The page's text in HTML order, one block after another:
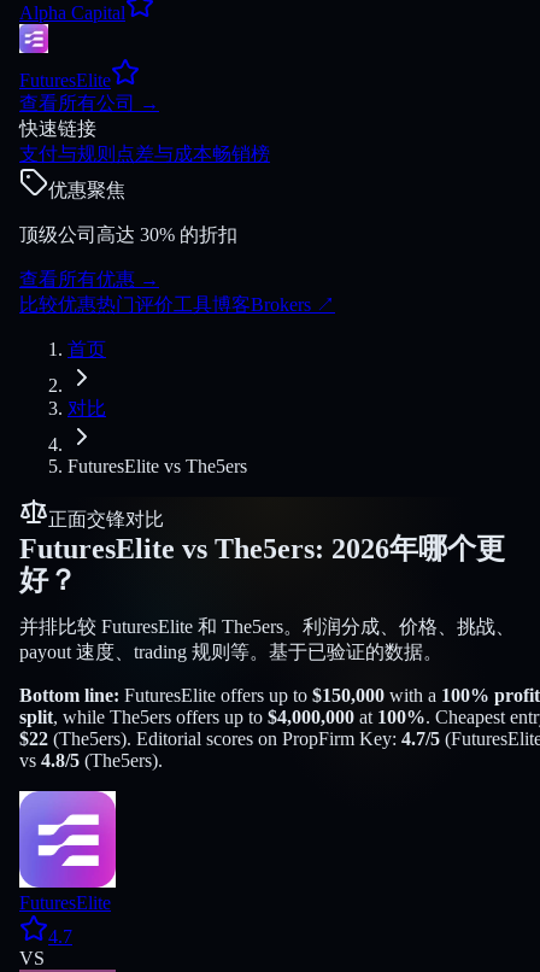
Alpha Capital
FuturesElite
查看所有公司
→
快速链接
支付与规则 点差与成本畅销榜
优惠聚焦
顶级公司高达 30% 的折扣
查看所有优惠 →
比较优惠热门评价工具博客Brokers ↗
首页
对比
FuturesElite vs The5ers
正面交锋对比
FuturesElite vs The5ers: 2026年哪个更
好？
并排比较 FuturesElite 和 The5ers。利润分成、价格、挑战、
payout 速度、trading 规则等。基于已验证的数据。
Bottom line: FuturesElite offers up to $150,000 with a 100% profit
split, while The5ers offers up to $4,000,000 at 100%. Cheapest
$22 (The5ers). Editorial scores on PropFirm Key: 4.7/5 (
vs 4.8/5 (The5ers).
FuturesElite
4.7
VS